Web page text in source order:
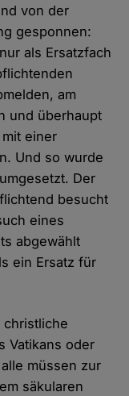
von der
gesponnen:
als Ersatzfach
am
und überhaupt
einer
Und so wurde
Der
besucht
eines
abgewählt
ein Ersatz für
christliche
Vatikans oder
müssen zur
säkularen